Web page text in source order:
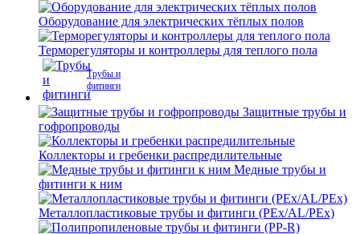
Оборудование для электрических тёплых полов
Терморегуляторы и контроллеры для теплого пола
Трубы и
фитинги
Защитные трубы и
гофропроводы
Коллекторы и гребенки распредилительные
Медные трубы и
фитинги к ним
Металлопластиковые трубы и фитинги (PEx/AL/PEx)